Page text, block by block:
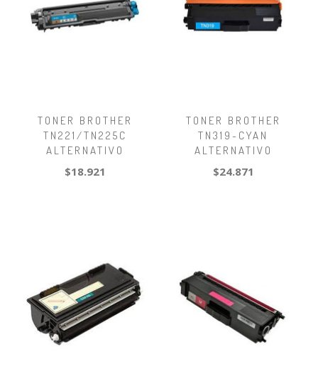
TONER BROTHER
TN221/TN225C
ALTERNATIVO
$18.921
TONER BROTHER
TN319-CYAN
ALTERNATIVO
$24.871